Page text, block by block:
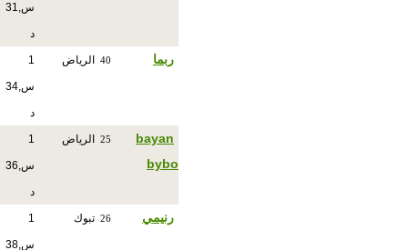
س,31
د
ربما 40 الرياض 1
س,34
د
bayan
bybo
25 الرياض 1
س,36
د
رنيمي 26 تبوك 1
س,38